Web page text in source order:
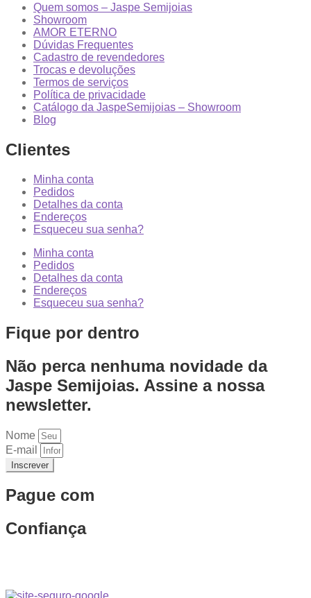
Quem somos – Jaspe Semijoias
Showroom
AMOR ETERNO
Dúvidas Frequentes
Cadastro de revendedores
Trocas e devoluções
Termos de serviços
Política de privacidade
Catálogo da JaspeSemijoias – Showroom
Blog
Clientes
Minha conta
Pedidos
Detalhes da conta
Endereços
Esqueceu sua senha?
Minha conta
Pedidos
Detalhes da conta
Endereços
Esqueceu sua senha?
Fique por dentro
Não perca nenhuma novidade da
Jaspe Semijoias. Assine a nossa
newsletter.
Nome
E-mail
Inscrever
Pague com
Confiança